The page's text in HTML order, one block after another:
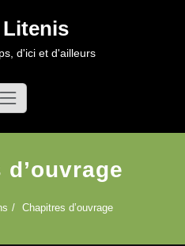
d'ici et d'ailleurs
Chapitres d’ouvrage